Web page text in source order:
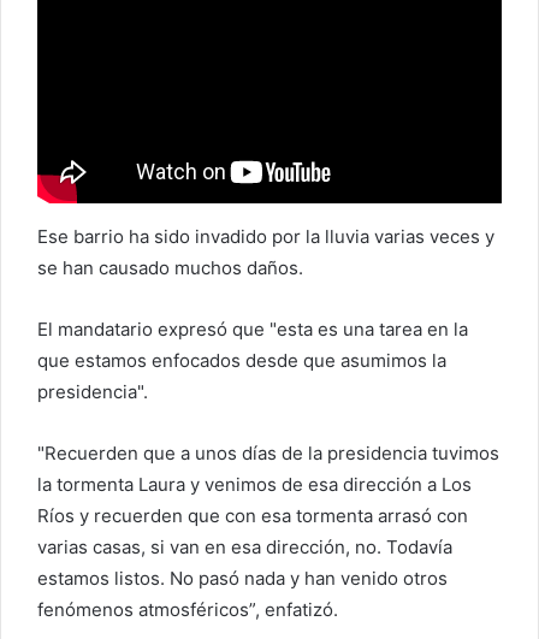
Ese barrio ha sido invadido por la lluvia varias veces y
se han causado muchos daños.
El mandatario expresó que "esta es una tarea en la
que estamos enfocados desde que asumimos la
presidencia".
"Recuerden que a unos días de la presidencia tuvimos
la tormenta Laura y venimos de esa dirección a Los
Ríos y recuerden que con esa tormenta arrasó con
varias casas, si van en esa dirección, no. Todavía
estamos listos. No pasó nada y han venido otros
fenómenos atmosféricos”, enfatizó.